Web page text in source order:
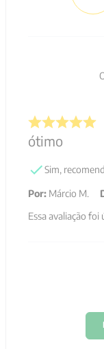
ótimo
Sim,
Por: Márcio M.
Essa avaliação foi